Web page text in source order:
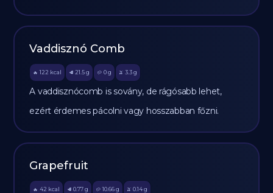
Vaddisznó Comb
🔥 122 kcal 🥩 21.5 g 🥔 0g 🫒 3.3 g
A vaddisznócomb is sovány, de rágósabb lehet,
ezért érdemes pácolni vagy hosszabban főzni.
Grapefruit
🔥 42 kcal 🥩 0.77 g 🥔 10.66g 🫒 0.14 g